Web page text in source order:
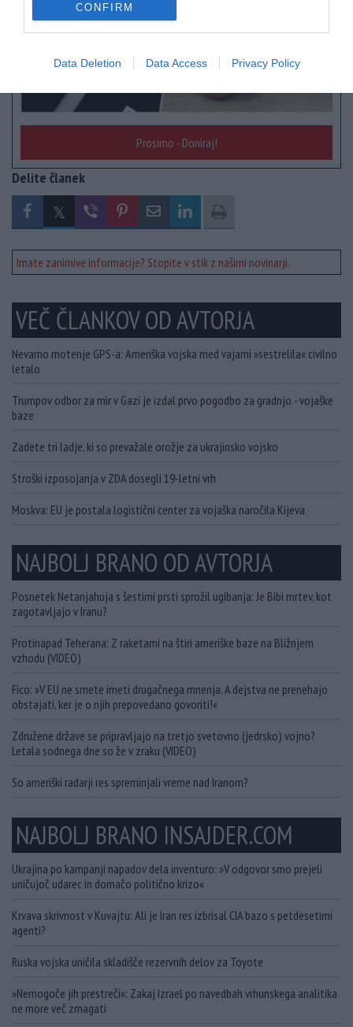
CONFIRM
Data Deletion Data Access Privacy Policy
Prosimo - Doniraj!
Delite članek
Imate zanimive informacije? Stopite v stik z našimi novinarji.
VEČ ČLANKOV OD AVTORJA
Nevarno motenje GPS-a: Ameriška vojska med vajami »sestrelila« civilno
letalo
Trumpov odbor za mir v Gazi je izdal prvo pogodbo za gradnjo - vojaške
baze
Zadete tri ladje, ki so prevažale orožje za ukrajinsko vojsko
Stroški izposojanja v ZDA dosegli 19-letni vrh
Moskva: EU je postala logistični center za vojaška naročila Kijeva
NAJBOLJ BRANO OD AVTORJA
Posnetek Netanjahuja s šestimi prsti sprožil ugibanja: Je Bibi mrtev, kot
zagotavljajo v Iranu?
Protinapad Teherana: Z raketami na štiri ameriške baze na Bližnjem
vzhodu (VIDEO)
Fico: »V EU ne smete imeti drugačnega mnenja. A dejstva ne prenehajo
obstajati, ker je o njih prepovedano govoriti!«
Združene države se pripravljajo na tretjo svetovno (jedrsko) vojno?
Letala sodnega dne so že v zraku (VIDEO)
So ameriški radarji res spreminjali vreme nad Iranom?
NAJBOLJ BRANO INSAJDER.COM
Ukrajina po kampanji napadov dela inventuro: »V odgovor smo prejeli
uničujoč udarec in domačo politično krizo«
Krvava skrivnost v Kuvajtu: Ali je Iran res izbrisal CIA bazo s petdesetimi
agenti?
Ruska vojska uničila skladišče rezervnih delov za Toyote
»Nemogoče jih prestreči«: Zakaj Izrael po navedbah vrhunskega analitika
ne more več zmagati